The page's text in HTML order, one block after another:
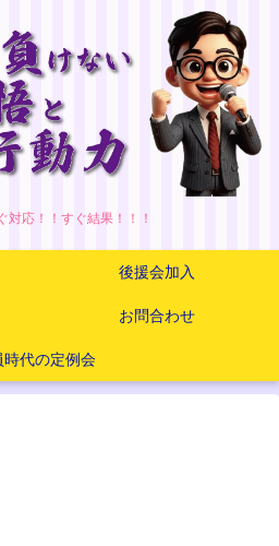
対応！！すぐ結果！！！
後援会加入
お問合わせ
時代の定例会